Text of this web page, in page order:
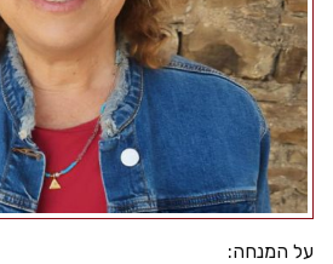
על המנחה: